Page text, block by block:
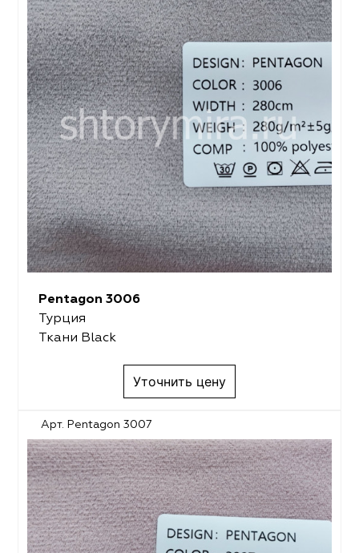
Pentagon 3006
Турция
Ткани Black
Уточнить цену
Арт. Pentagon 3007